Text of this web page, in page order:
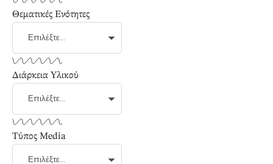
Θεματικές Ενότητες
Διάρκεια Υλικού
Τύπος Media